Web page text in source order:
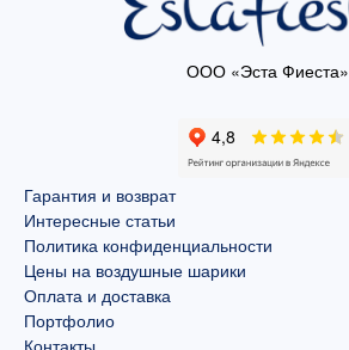
ООО «Эста Фиеста»
Гарантия и возврат
Интересные статьи
Политика конфиденциальности
Цены на воздушные шарики
Оплата и доставка
Портфолио
Контакты